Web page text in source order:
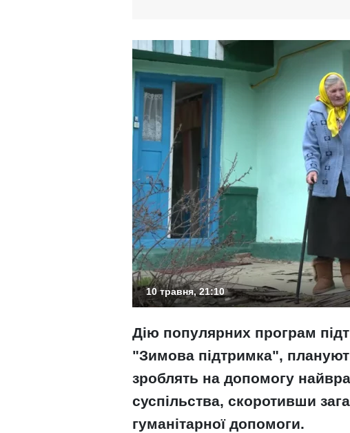
10 травня, 21:10
Дію популярних програм
"Зимова підтримка",
зроблять на допомогу
суспільства, скоротивши
гуманітарної допомоги.